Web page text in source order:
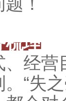
！
梳理
、经
“失